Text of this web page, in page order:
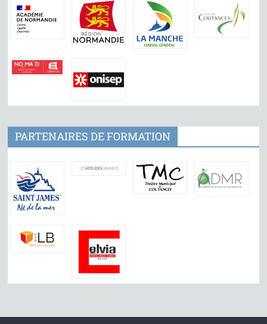
PARTENAIRES DE FORMATION